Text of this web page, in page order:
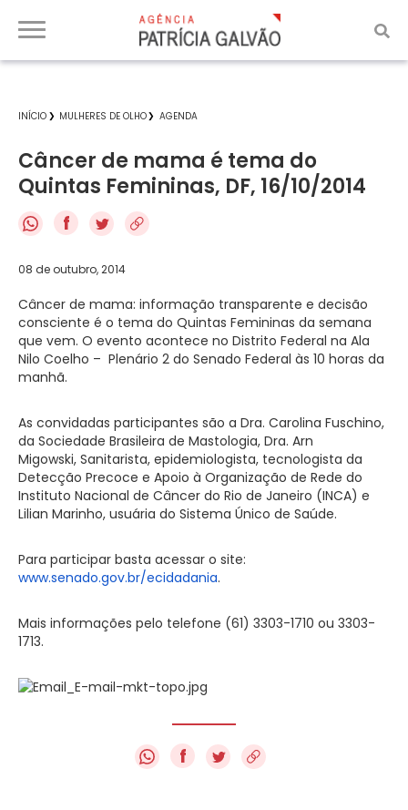
INÍCIO MULHERES DE OLHO AGENDA
Câncer de mama é tema do
Quintas Femininas, DF, 16/10/2014
f
08 de outubro, 2014
Câncer de mama: informação transparente e decisão
consciente é o tema do Quintas Femininas da semana
que vem. O evento acontece no Distrito Federal na Ala
Nilo Coelho – Plenário 2 do Senado Federal às 10 horas da
manhã.
As convidadas participantes são a Dra. Carolina Fuschino,
da Sociedade Brasileira de Mastologia, Dra. Arn
Migowski, Sanitarista, epidemiologista, tecnologista da
Detecção Precoce e Apoio à Organização de Rede do
Instituto Nacional de Câncer do Rio de Janeiro (INCA) e
Lilian Marinho, usuária do Sistema Único de Saúde.
Para participar basta acessar o site:
www.senado.gov.br/ecidadania.
Mais informações pelo telefone (61) 3303-1710 ou 3303-
1713.
f